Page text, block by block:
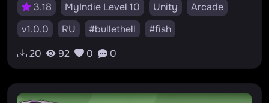
3.18 MyIndie Level 10 Unity
Arcade
v1.0.0
RU #bullethell
#fish
20
92 0 0